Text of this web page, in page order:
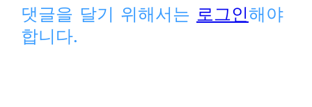
댓글을 달기 위해서는 로그인해야
합니다.